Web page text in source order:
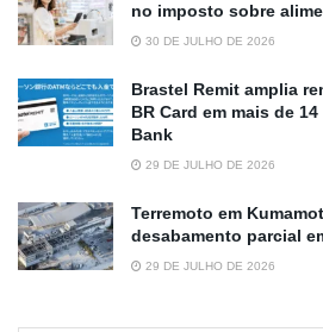
no imposto sobre
30 DE JULHO DE 2026
Brastel Remit amplia
BR Card em mais de
Bank
29 DE JULHO DE 2026
Terremoto em
desabamento parcial
29 DE JULHO DE 2026